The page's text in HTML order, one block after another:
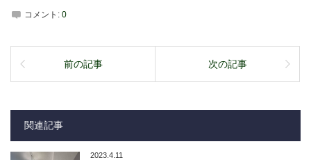
コメント: 0
前の記事 次の記事
関連記事
2023.4.11